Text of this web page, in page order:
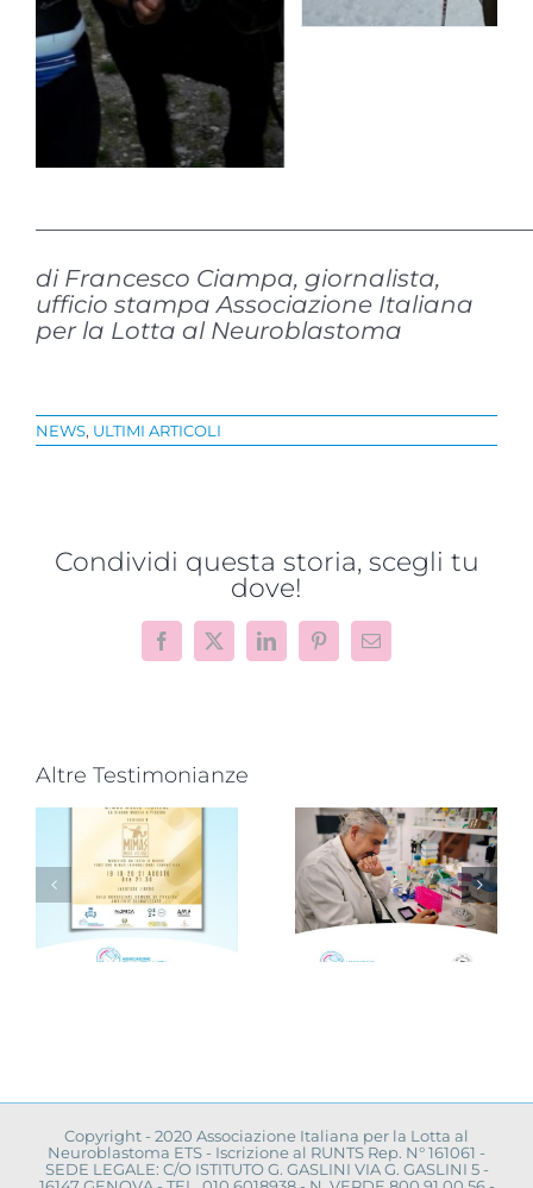
di Francesco Ciampa, giornalista,
ufficio stampa Associazione Italiana
per la Lotta al Neuroblastoma
NEWS,ULTIMI ARTICOLI
Condividi questa storia, scegli tu
dove!
Progetto
“VAMOLAA,
in campo
anche
scientifica:
Copyright - 2020 Associazione Italiana per la Lotta al
Neuroblastoma ETS - Iscrizione al RUNTS Rep. N° 161061 -
SEDE LEGALE: C/O ISTITUTO G. GASLINI VIA G. GASLINI 5 -
16147 GENOVA - TEL. 010.6018938 - N. VERDE 800.91.00.56 -
ATTIVO DALLE 8.30 ALLE 17.00 - CHIAMATA DAI CELLULARI
NON ABILITATA COD. FISCALE 95032940108 -
FacebookLinkedInYouTubeInstagram
X